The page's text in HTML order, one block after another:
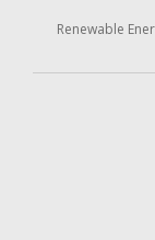
Renewable